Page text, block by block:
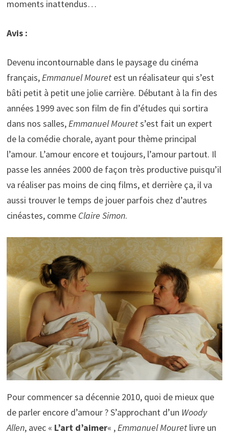
moments inattendus…
Avis :
Devenu incontournable dans le paysage du cinéma
français, Emmanuel Mouretest un réalisateur qui s’est
bâti petit à petit une jolie carrière. Débutant à la fin des
années 1999 avec son film de fin d’études qui sortira
dans nos salles, Emmanuel Mourets’est fait un expert
de la comédie chorale, ayant pour thème principal
l’amour. L’amour encore et toujours, l’amour partout. Il
passe les années 2000 de façon très productive puisqu’il
va réaliser pas moins de cinq films, et derrière ça, il va
aussi trouver le temps de jouer parfois chez d’autres
cinéastes, comme Claire Simon.
Pour commencer sa décennie 2010, quoi de mieux que
de parler encore d’amour ? S’approchant d’un Woody
Allen, avec « L’art d’aimer« , Emmanuel Mouretlivre un